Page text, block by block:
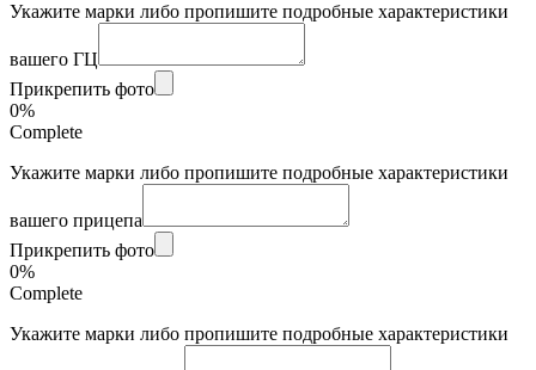
Укажите марки либо пропишите подробные характеристики
вашего ГЦ
Прикрепить фото
0%
Complete
Укажите марки либо пропишите подробные характеристики
вашего прицепа
Прикрепить фото
0%
Complete
Укажите марки либо пропишите подробные характеристики